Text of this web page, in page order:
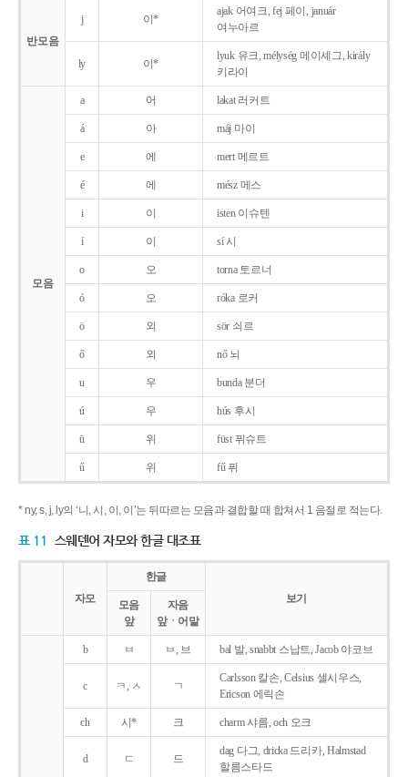
반모음
j 이*
ajak 어여크, fej 페이, január
여누아르
ly 이*
lyuk 유크, mélység 메이셰그, király
키라이
모음
a 어 lakat 러커트
á 아 máj 마이
e 에 mert 메르트
é 에 mész 메스
i 이 isten 이슈텐
í 이 sí 시
o 오 torna 토르너
ó 오 róka 로커
ö 외 sör 쇠르
ő 외 nő 뇌
u 우 bunda 분더
ú 우 hús 후시
ü 위 füst 퓌슈트
ű 위 fű 퓌
* ny, s, j, ly의 ‘니, 시, 이, 이’는 뒤따르는 모음과 결합할 때 합쳐서 1 음절로 적는다.
표 11 스웨덴어 자모와 한글 대조표
자모
한글
보기
모음
앞
자음
앞ㆍ어말
b ㅂ ㅂ, 브 bal 발, snabbt 스납트, Jacob 야코브
c ㅋ, ㅅ ㄱ
Carlsson 칼손, Celsius 셀시우스,
Ericson 에릭손
ch 시* 크 charm 샤름, och 오크
d ㄷ 드
dag 다그, dricka 드리카, Halmstad
할름스타드